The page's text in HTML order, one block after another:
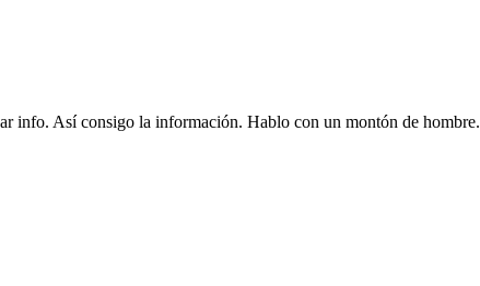
info. Así consigo la información. Hablo con un montón de hombre.